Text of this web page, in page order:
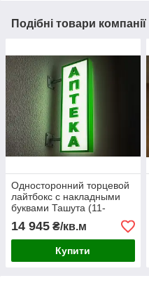
Подібні товари компанії
Односторонний торцевой
лайтбокс с накладными
буквами Ташута (11-
48030-01)
14 945 ₴/кв.м
Купити